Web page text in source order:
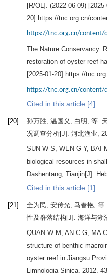
[R/OL]. (2022-06-09)
20].https://tnc.org.cn/
https://tnc.org.cn/content/
The Nature Conservancy.
restoration of oyster reef
[2025-01-20].https://
https://tnc.org.cn/content/
Cited in this article [4]
[20]
孙万胜, 温国义, 白明, 等.
况调查分析[J]. 河北渔业,
SUN W S, WEN G Y, BAI
biological resources in
Dashentang, Tianjin[J].
Cited in this article [1]
[21]
全为民, 安传光, 马春艳, 等
性及群落结构[J]. 海洋与湖
QUAN W M , AN C G, MA
structure of benthic
oyster reef in Jiangsu
Limnologia Sinica, 2012, 43